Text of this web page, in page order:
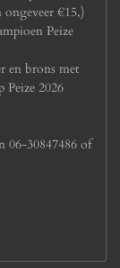
€15,)
Peize
en brons met
Peize 2026
06-30847486 of